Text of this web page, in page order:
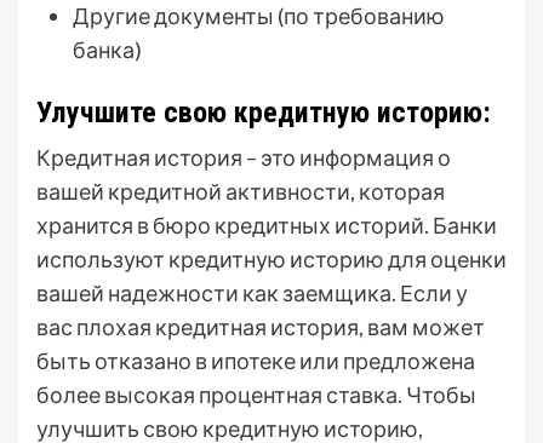
Другие документы (по требованию
банка)
Улучшите свою кредитную историю:
Кредитная история – это информация о
вашей кредитной активности, которая
хранится в бюро кредитных историй. Банки
используют кредитную историю для оценки
вашей надежности как заемщика. Если у
вас плохая кредитная история, вам может
быть отказано в ипотеке или предложена
более высокая процентная ставка. Чтобы
улучшить свою кредитную историю,